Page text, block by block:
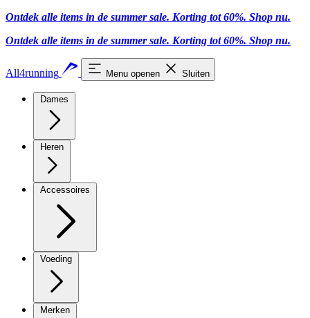
Ontdek alle items in de summer sale. Korting tot 60%. Shop nu.
Ontdek alle items in de summer sale. Korting tot 60%. Shop nu.
All4running Menu openen Sluiten
Dames
Heren
Accessoires
Voeding
Merken